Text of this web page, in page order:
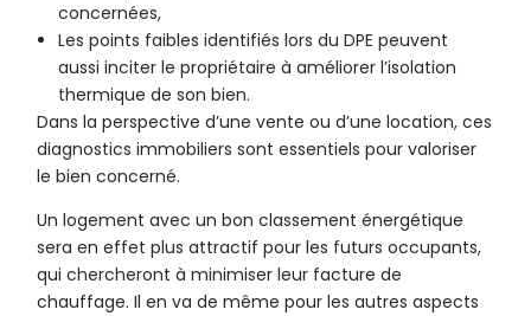
concernées,
Les points faibles identifiés lors du DPE peuvent
aussi inciter le propriétaire à améliorer l’isolation
thermique de son bien.
Dans la perspective d’une vente ou d’une location, ces
diagnostics immobiliers sont essentiels pour valoriser
le bien concerné.
Un logement avec un bon classement énergétique
sera en effet plus attractif pour les futurs occupants,
qui chercheront à minimiser leur facture de
chauffage. Il en va de même pour les autres aspects